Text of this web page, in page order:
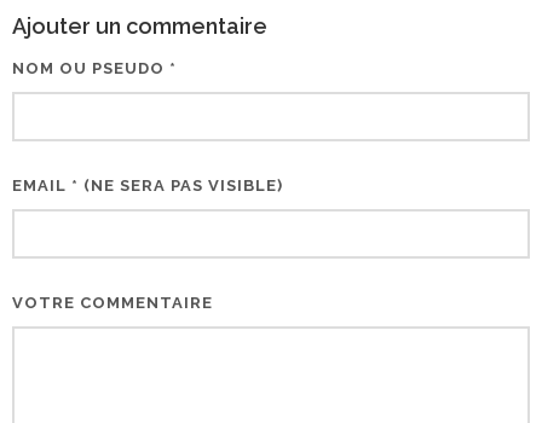
Ajouter un commentaire
NOM OU PSEUDO *
EMAIL * (NE SERA PAS VISIBLE)
VOTRE COMMENTAIRE